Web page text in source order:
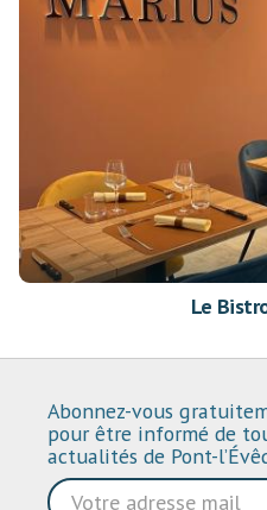
Le
Abonnez-vous
pour être informé de
actualités de Pont-